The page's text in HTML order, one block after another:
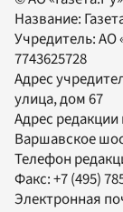
Название:
Учредитель:АО
7743625728
Адрес
улица, дом 67
Адрес редакции
Варшавское
Телефон
Факс:+7 (495)
Электронная